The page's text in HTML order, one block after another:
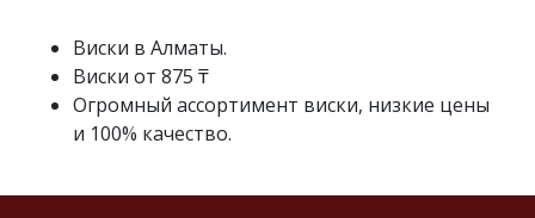
Виски в Алматы.
Виски от 875 ₸
Огромный ассортимент виски, низкие цены
и 100% качество.